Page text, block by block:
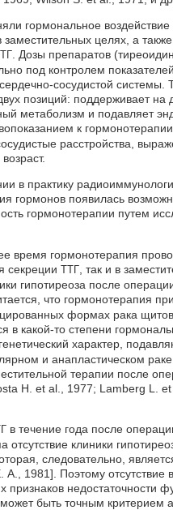
гормональное воздействие
заместительных целях, а
. Дозы препаратов
под контролем
сосудистой системы.
позиций: поддерживает на
метаболизм и подавляет
к
расстройства,
в практику
гормонов появилась
гормонотерапии путем
время гормонотерапия
секреции
, так и в
гипотиреоза после
что гормонотерапия при
формах рака
в какой-то степени
характер,
и анапластическом
терапии после
H. et al., 1977; Lamberg L.
в течение года после
отсутствие клиники
следовательно,
А., 1981]. Поэтому отсутствие
признаков недостаточности
быть точным критерием